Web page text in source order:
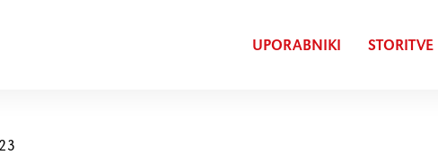
UPORABNIKI STORITVE